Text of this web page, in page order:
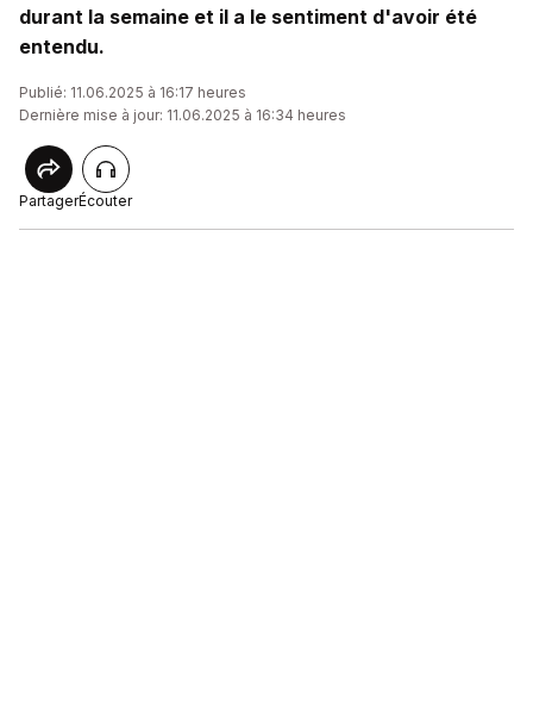
durant la semaine et il a le sentiment d'avoir été
entendu.
Publié: 11.06.2025 à 16:17 heures
Dernière mise à jour: 11.06.2025 à 16:34 heures
PartagerÉcouter